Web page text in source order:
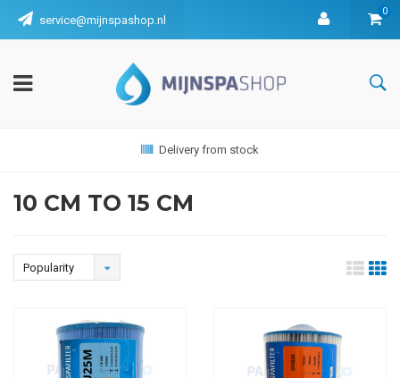
service@mijnspashop.nl
0
Delivery from stock
10 CM TO 15 CM
Popularity